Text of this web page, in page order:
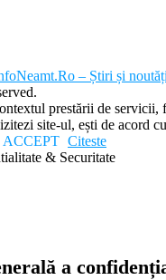
– Știri și
prestării de servicii,
site-ul, ești de acord
ACCEPT Citeste
& Securitate
a